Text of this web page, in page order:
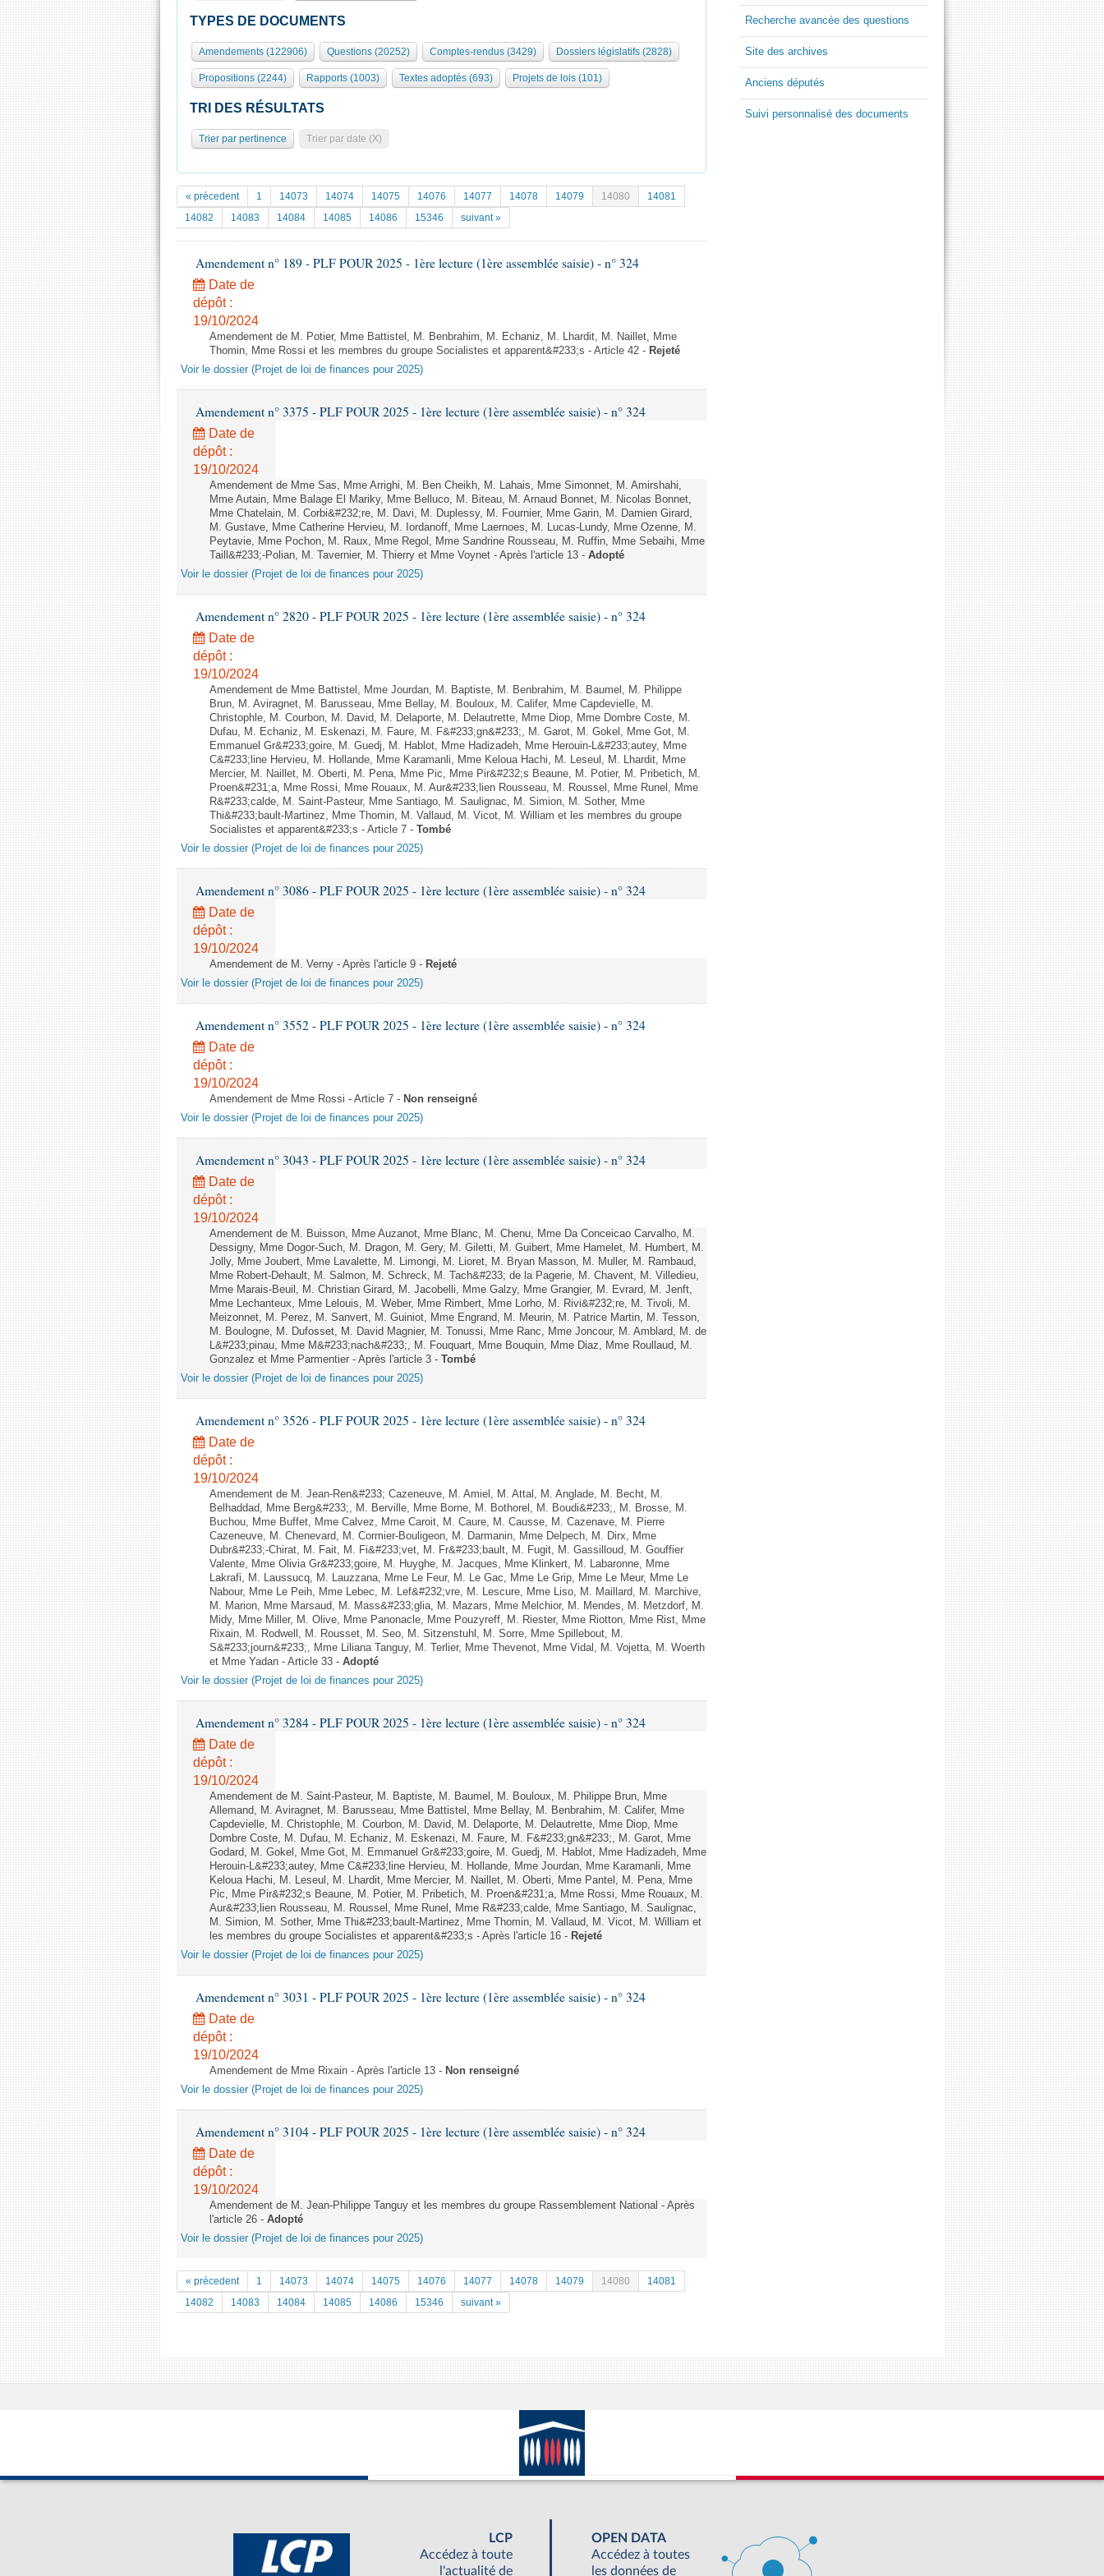
TYPES DE DOCUMENTS
Amendements (122906) Questions (20252) Comptes-rendus (3429) Dossiers législatifs (2828)
Propositions (2244) Rapports (1003) Textes adoptés (693) Projets de lois (101)
TRI DES RÉSULTATS
Trier par pertinence Trier par date (X)
« précedent 1 14073 14074 14075 14076 14077 14078 14079 14080
14081
14082
14083 14084 14085 14086 15346 suivant »
Amendement n° 189 - PLF POUR 2025 - 1ère lecture (1ère assemblée saisie) - n° 324
Date de
dépôt :
19/10/2024
Amendement de M. Potier, Mme Battistel, M. Benbrahim, M. Echaniz, M. Lhardit, M. Naillet, Mme
Thomin, Mme Rossi et les membres du groupe Socialistes et apparent&#233;s - Article 42 - Rejeté
Voir le dossier (Projet de loi de finances pour 2025)
Amendement n° 3375 - PLF POUR 2025 - 1ère lecture (1ère assemblée saisie) - n° 324
Date de
dépôt :
19/10/2024
Amendement de Mme Sas, Mme Arrighi, M. Ben Cheikh, M. Lahais, Mme Simonnet, M. Amirshahi,
Mme Autain, Mme Balage El Mariky, Mme Belluco, M. Biteau, M. Arnaud Bonnet, M. Nicolas Bonnet,
Mme Chatelain, M. Corbi&#232;re, M. Davi, M. Duplessy, M. Fournier, Mme Garin, M. Damien Girard,
M. Gustave, Mme Catherine Hervieu, M. Iordanoff, Mme Laernoes, M. Lucas-Lundy, Mme Ozenne, M.
Peytavie, Mme Pochon, M. Raux, Mme Regol, Mme Sandrine Rousseau, M. Ruffin, Mme Sebaihi, Mme
Taill&#233;-Polian, M. Tavernier, M. Thierry et Mme Voynet - Après l'article 13 - Adopté
Voir le dossier (Projet de loi de finances pour 2025)
Amendement n° 2820 - PLF POUR 2025 - 1ère lecture (1ère assemblée saisie) - n° 324
Date de
dépôt :
19/10/2024
Amendement de Mme Battistel, Mme Jourdan, M. Baptiste, M. Benbrahim, M. Baumel, M. Philippe
Brun, M. Aviragnet, M. Barusseau, Mme Bellay, M. Bouloux, M. Califer, Mme Capdevielle, M.
Christophle, M. Courbon, M. David, M. Delaporte, M. Delautrette, Mme Diop, Mme Dombre Coste, M.
Dufau, M. Echaniz, M. Eskenazi, M. Faure, M. F&#233;gn&#233;, M. Garot, M. Gokel, Mme Got, M.
Emmanuel Gr&#233;goire, M. Guedj, M. Hablot, Mme Hadizadeh, Mme Herouin-L&#233;autey, Mme
C&#233;line Hervieu, M. Hollande, Mme Karamanli, Mme Keloua Hachi, M. Leseul, M. Lhardit, Mme
Mercier, M. Naillet, M. Oberti, M. Pena, Mme Pic, Mme Pir&#232;s Beaune, M. Potier, M. Pribetich, M.
Proen&#231;a, Mme Rossi, Mme Rouaux, M. Aur&#233;lien Rousseau, M. Roussel, Mme Runel, Mme
R&#233;calde, M. Saint-Pasteur, Mme Santiago, M. Saulignac, M. Simion, M. Sother, Mme
Thi&#233;bault-Martinez, Mme Thomin, M. Vallaud, M. Vicot, M. William et les membres du groupe
Socialistes et apparent&#233;s - Article 7 - Tombé
Voir le dossier (Projet de loi de finances pour 2025)
Amendement n° 3086 - PLF POUR 2025 - 1ère lecture (1ère assemblée saisie) - n° 324
Date de
dépôt :
19/10/2024
Amendement de M. Verny - Après l'article 9 - Rejeté
Voir le dossier (Projet de loi de finances pour 2025)
Amendement n° 3552 - PLF POUR 2025 - 1ère lecture (1ère assemblée saisie) - n° 324
Date de
dépôt :
19/10/2024
Amendement de Mme Rossi - Article 7 - Non renseigné
Voir le dossier (Projet de loi de finances pour 2025)
Amendement n° 3043 - PLF POUR 2025 - 1ère lecture (1ère assemblée saisie) - n° 324
Date de
dépôt :
19/10/2024
Amendement de M. Buisson, Mme Auzanot, Mme Blanc, M. Chenu, Mme Da Conceicao Carvalho, M.
Dessigny, Mme Dogor-Such, M. Dragon, M. Gery, M. Giletti, M. Guibert, Mme Hamelet, M. Humbert, M.
Jolly, Mme Joubert, Mme Lavalette, M. Limongi, M. Lioret, M. Bryan Masson, M. Muller, M. Rambaud,
Mme Robert-Dehault, M. Salmon, M. Schreck, M. Tach&#233; de la Pagerie, M. Chavent, M. Villedieu,
Mme Marais-Beuil, M. Christian Girard, M. Jacobelli, Mme Galzy, Mme Grangier, M. Evrard, M. Jenft,
Mme Lechanteux, Mme Lelouis, M. Weber, Mme Rimbert, Mme Lorho, M. Rivi&#232;re, M. Tivoli, M.
Meizonnet, M. Perez, M. Sanvert, M. Guiniot, Mme Engrand, M. Meurin, M. Patrice Martin, M. Tesson,
M. Boulogne, M. Dufosset, M. David Magnier, M. Tonussi, Mme Ranc, Mme Joncour, M. Amblard, M. de
L&#233;pinau, Mme M&#233;nach&#233;, M. Fouquart, Mme Bouquin, Mme Diaz, Mme Roullaud, M.
Gonzalez et Mme Parmentier - Après l'article 3 - Tombé
Voir le dossier (Projet de loi de finances pour 2025)
Amendement n° 3526 - PLF POUR 2025 - 1ère lecture (1ère assemblée saisie) - n° 324
Date de
dépôt :
19/10/2024
Amendement de M. Jean-Ren&#233; Cazeneuve, M. Amiel, M. Attal, M. Anglade, M. Becht, M.
Belhaddad, Mme Berg&#233;, M. Berville, Mme Borne, M. Bothorel, M. Boudi&#233;, M. Brosse, M.
Buchou, Mme Buffet, Mme Calvez, Mme Caroit, M. Caure, M. Causse, M. Cazenave, M. Pierre
Cazeneuve, M. Chenevard, M. Cormier-Bouligeon, M. Darmanin, Mme Delpech, M. Dirx, Mme
Dubr&#233;-Chirat, M. Fait, M. Fi&#233;vet, M. Fr&#233;bault, M. Fugit, M. Gassilloud, M. Gouffier
Valente, Mme Olivia Gr&#233;goire, M. Huyghe, M. Jacques, Mme Klinkert, M. Labaronne, Mme
Lakrafi, M. Laussucq, M. Lauzzana, Mme Le Feur, M. Le Gac, Mme Le Grip, Mme Le Meur, Mme Le
Nabour, Mme Le Peih, Mme Lebec, M. Lef&#232;vre, M. Lescure, Mme Liso, M. Maillard, M. Marchive,
M. Marion, Mme Marsaud, M. Mass&#233;glia, M. Mazars, Mme Melchior, M. Mendes, M. Metzdorf, M.
Midy, Mme Miller, M. Olive, Mme Panonacle, Mme Pouzyreff, M. Riester, Mme Riotton, Mme Rist, Mme
Rixain, M. Rodwell, M. Rousset, M. Seo, M. Sitzenstuhl, M. Sorre, Mme Spillebout, M.
S&#233;journ&#233;, Mme Liliana Tanguy, M. Terlier, Mme Thevenot, Mme Vidal, M. Vojetta, M. Woerth
et Mme Yadan - Article 33 - Adopté
Voir le dossier (Projet de loi de finances pour 2025)
Amendement n° 3284 - PLF POUR 2025 - 1ère lecture (1ère assemblée saisie) - n° 324
Date de
dépôt :
19/10/2024
Amendement de M. Saint-Pasteur, M. Baptiste, M. Baumel, M. Bouloux, M. Philippe Brun, Mme
Allemand, M. Aviragnet, M. Barusseau, Mme Battistel, Mme Bellay, M. Benbrahim, M. Califer, Mme
Capdevielle, M. Christophle, M. Courbon, M. David, M. Delaporte, M. Delautrette, Mme Diop, Mme
Dombre Coste, M. Dufau, M. Echaniz, M. Eskenazi, M. Faure, M. F&#233;gn&#233;, M. Garot, Mme
Godard, M. Gokel, Mme Got, M. Emmanuel Gr&#233;goire, M. Guedj, M. Hablot, Mme Hadizadeh, Mme
Herouin-L&#233;autey, Mme C&#233;line Hervieu, M. Hollande, Mme Jourdan, Mme Karamanli, Mme
Keloua Hachi, M. Leseul, M. Lhardit, Mme Mercier, M. Naillet, M. Oberti, Mme Pantel, M. Pena, Mme
Pic, Mme Pir&#232;s Beaune, M. Potier, M. Pribetich, M. Proen&#231;a, Mme Rossi, Mme Rouaux, M.
Aur&#233;lien Rousseau, M. Roussel, Mme Runel, Mme R&#233;calde, Mme Santiago, M. Saulignac,
M. Simion, M. Sother, Mme Thi&#233;bault-Martinez, Mme Thomin, M. Vallaud, M. Vicot, M. William et
les membres du groupe Socialistes et apparent&#233;s - Après l'article 16 - Rejeté
Voir le dossier (Projet de loi de finances pour 2025)
Amendement n° 3031 - PLF POUR 2025 - 1ère lecture (1ère assemblée saisie) - n° 324
Date de
dépôt :
19/10/2024
Amendement de Mme Rixain - Après l'article 13 - Non renseigné
Voir le dossier (Projet de loi de finances pour 2025)
Amendement n° 3104 - PLF POUR 2025 - 1ère lecture (1ère assemblée saisie) - n° 324
Date de
dépôt :
19/10/2024
Amendement de M. Jean-Philippe Tanguy et les membres du groupe Rassemblement National - Après
l'article 26 - Adopté
Voir le dossier (Projet de loi de finances pour 2025)
« précedent 1 14073 14074 14075 14076 14077 14078 14079 14080
14081
14082
14083 14084 14085 14086 15346 suivant »
Recherche avancée des questions
Site des archives
Anciens députés
Suivi personnalisé des documents
LCP
Accédez à toute
l'actualité de
OPEN DATA
Accédez à toutes
les données de